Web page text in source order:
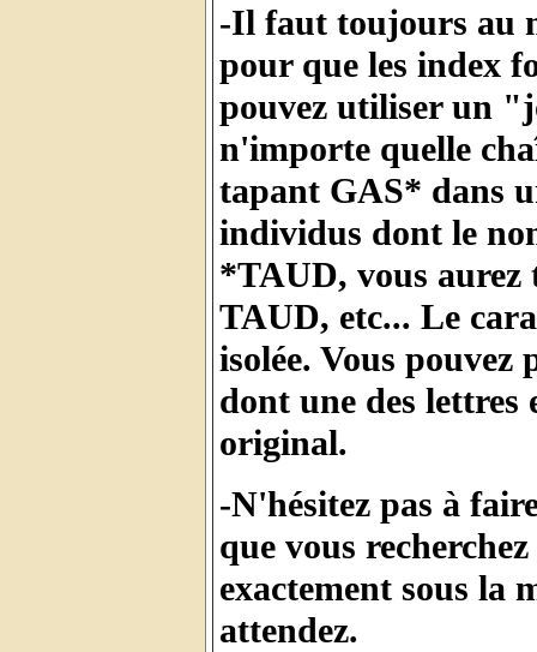
-Il faut toujours au
pour que les index
pouvez utiliser un
n'importe quelle
tapant GAS* dans
individus dont le
*TAUD, vous aurez
TAUD, etc... Le
isolée. Vous
dont une des
original.
-N'hésitez pas à
que vous
exactement sous la
attendez.